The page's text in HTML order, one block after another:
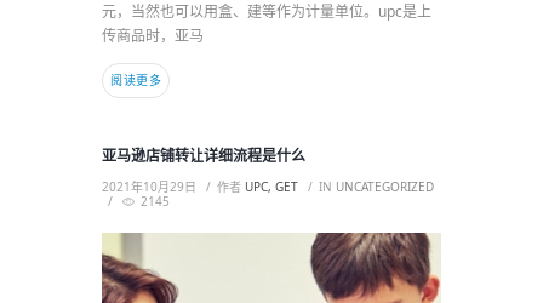
元，当然也可以用盒、建等作为计量单位。upc是上
传商品时，亚马
阅读更多
亚马逊店铺转让详细流程是什么
2021年10月29日 作者 UPC, GET IN UNCATEGORIZED
2145